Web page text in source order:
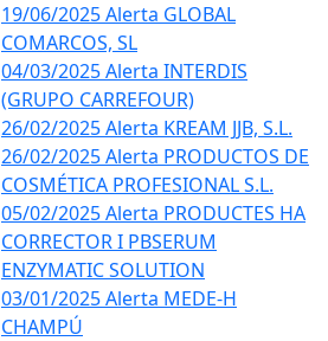
19/06/2025 Alerta GLOBAL
COMARCOS, SL
04/03/2025 Alerta INTERDIS
(GRUPO CARREFOUR)
26/02/2025 Alerta KREAM JJB, S.L.
26/02/2025 Alerta PRODUCTOS DE
COSMÉTICA PROFESIONAL S.L.
05/02/2025 Alerta PRODUCTES HA
CORRECTOR I PBSERUM
ENZYMATIC SOLUTION
03/01/2025 Alerta MEDE-H
CHAMPÚ